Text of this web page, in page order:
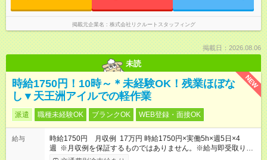
掲載元企業名 株式会社リクルートスタッフィング
掲載日：2026.08.06
未読
NEW
時給1750円！10時～＊未経験OK！残業ほぼな
し▼天王洲アイルでの軽作業
派遣 職種未経験OK ブランクOK WEB登録・面接OK
給与
時給1750円 月収例 17万円 時給1750円×実働5h×週5日×4
週 ※月収例を保証するものではありません。※給与即受取りサ
ービス利用可（利用条件有）